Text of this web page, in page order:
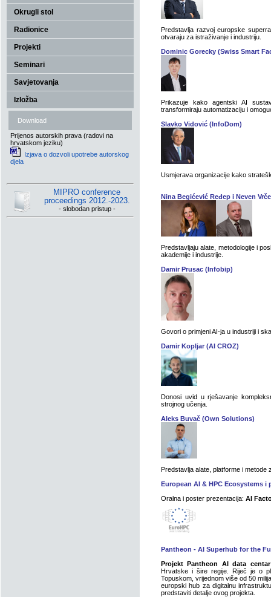
Okrugli stol
Radionice
Projekti
Seminari
Savjetovanja
Izložba
Download
Prijenos autorskih prava (radovi na
hrvatskom jeziku)
Izjava o dozvoli upotrebe autorskog
djela
MIPRO conference
proceedings 2012.-2023.
- slobodan pristup -
Predstavlja razvoj europske
otvaraju za istraživanje i industriju.
Dominic Gorecky (Swiss Smart
Prikazuje kako agentski AI
transformiraju automatizaciju i
Slavko Vidović (InfoDom)
Usmjerava organizacije kako
Nina Begićević Ređep i Neven
Predstavljaju alate, metodologije i
akademije i industrije.
Damir Prusac (Infobip)
Govori o primjeni AI-ja u industriji i
Damir Kopljar (AI CROZ)
Donosi uvid u rješavanje
strojnog učenja.
Aleks Buvač (Own Solutions)
Predstavlja alate, platforme i metode
European AI & HPC Ecosystems
Oralna i poster prezentacija: AI
Pantheon - AI Superhub for the
Projekt Pantheon AI data centar
Hrvatske i šire regije. Riječ je o
Topuskom, vrijednom više od 50
europski hub za digitalnu
predstaviti detalje ovog projekta.